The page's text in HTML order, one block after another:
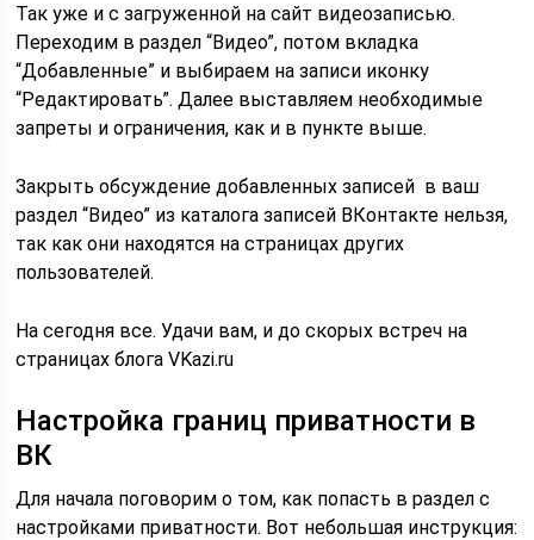
Так уже и с загруженной на сайт видеозаписью.
Переходим в раздел “Видео”, потом вкладка
“Добавленные” и выбираем на записи иконку
“Редактировать”. Далее выставляем необходимые
запреты и ограничения, как и в пункте выше.
Закрыть обсуждение добавленных записей в ваш
раздел “Видео” из каталога записей ВКонтакте нельзя,
так как они находятся на страницах других
пользователей.
На сегодня все. Удачи вам, и до скорых встреч на
страницах блога VKazi.ru
Настройка границ приватности в
ВК
Для начала поговорим о том, как попасть в раздел с
настройками приватности. Вот небольшая инструкция: